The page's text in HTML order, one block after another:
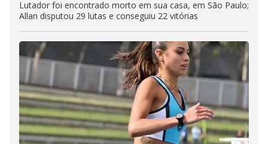
Lutador foi encontrado morto em sua casa, em São Paulo;
Allan disputou 29 lutas e conseguiu 22 vitórias